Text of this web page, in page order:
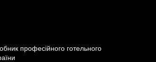
професійного готельного